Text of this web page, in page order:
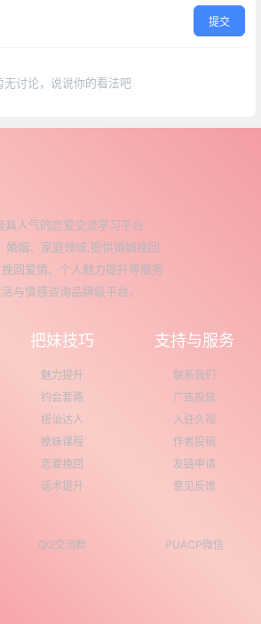
提交
无讨论，说说你的看法吧
人气的恋爱交流学习平台
婚姻、家庭领域,提供婚姻挽回
回爱情、个人魅力提升等服务
与情感咨询品牌级平台。
把妹技巧
魅力提升
约会套路
搭讪达人
撩妹课程
恋爱挽回
话术提升
支持与服务
联系我们
广告投放
入驻久视
作者投稿
友链申请
意见反馈
QQ交流群 PUACP微信